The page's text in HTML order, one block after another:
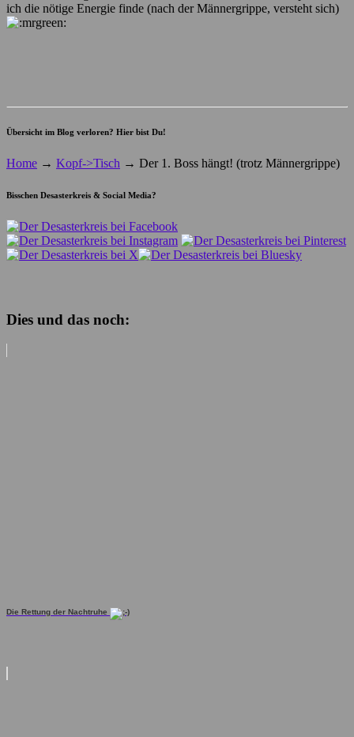
ich die nötige Energie finde (nach der Männergrippe, versteht sich)
Übersicht im Blog verloren? Hier bist Du!
Home → Kopf->Tisch → Der 1. Boss hängt! (trotz Männergrippe)
Bisschen Desasterkreis & Social Media?
Dies und das noch:
Die Rettung der Nachtruhe